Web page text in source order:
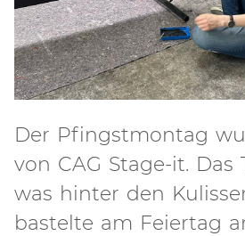
Der Pfingstmontag
von CAG Stage-it. Das
was hinter den
bastelte am Feiertag